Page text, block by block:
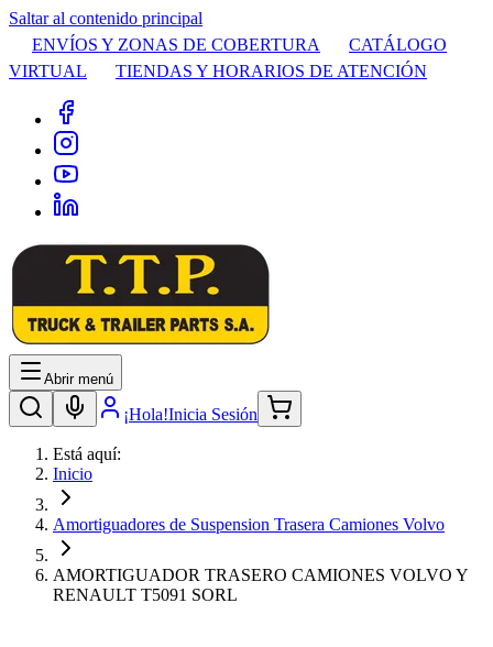
Saltar al contenido principal
ENVÍOS Y ZONAS DE COBERTURA
CATÁLOGO
VIRTUAL
TIENDAS Y HORARIOS DE ATENCIÓN
Abrir menú
¡Hola!Inicia Sesión
Está aquí:
Inicio
Amortiguadores de Suspension Trasera Camiones Volvo
AMORTIGUADOR TRASERO CAMIONES VOLVO Y
RENAULT T5091 SORL